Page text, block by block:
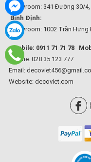
Showroom: 341 Đường 30/4,
Bình Định:
Showroom: 1002 Trần Hưng
Mobile: 0911 71 71 78
Hotline: 028 35 123 777
Email:
Website: decoviet.com